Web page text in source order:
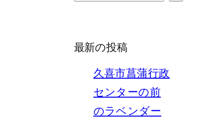
最新の投稿
久喜市菖蒲行政
センターの前
のラベンダー